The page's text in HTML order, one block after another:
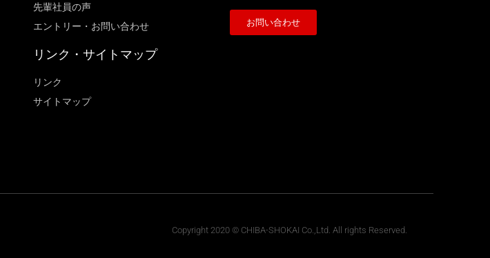
先輩社員の声
エントリー・お問い合わせ
リンク・サイトマップ
リンク
サイトマップ
お問い合わせ
Copyright 2020 © CHIBA-SHOKAI Co.,Ltd. All rights Reserved.